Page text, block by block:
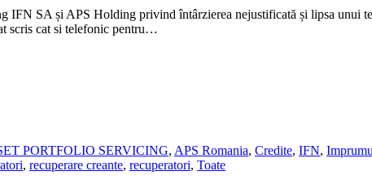
SA și APS Holding privind întârzierea nejustificată și lipsa unui
scris cat si telefonic pentru…
PORTFOLIO SERVICING, APS Romania, Credite, IFN,
, recuperare creante, recuperatori, Toate